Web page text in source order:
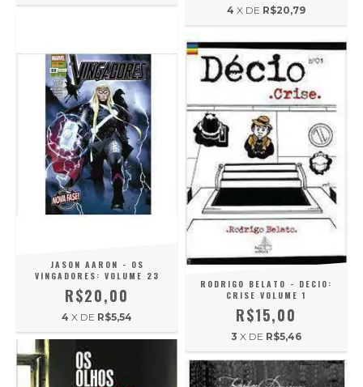
4 X DE R$20,79
JASON AARON - OS
VINGADORES: VOLUME 23
R$20,00
4 X DE R$5,54
RODRIGO BELATO - DECIO:
CRISE VOLUME 1
R$15,00
3 X DE R$5,46